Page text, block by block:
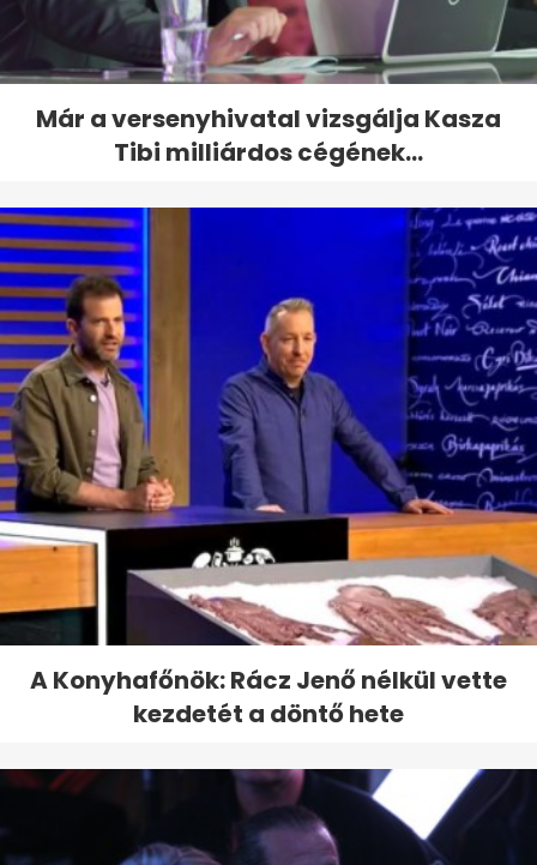
Már a versenyhivatal vizsgálja Kasza
Tibi milliárdos cégének...
A Konyhafőnök: Rácz Jenő nélkül vette
kezdetét a döntő hete